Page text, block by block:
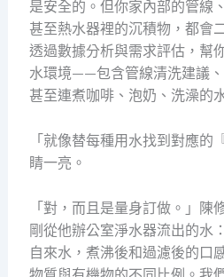
是安全的。但你家內部的管線
甚至熱水器裡的沉積物，都會
透過數據分析與需求評估，幫
水環境——包含管線清洗建議、
甚至連煮咖啡、泡奶、洗澡的
「就像替每種用水找到對應的
睛一亮。
「對，而且是量身訂做。」陳
剛從他辦公室淨水器流出的水
自來水，煮沸後和過濾後的口